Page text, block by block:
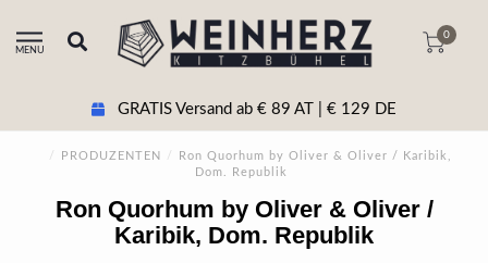
MENU
0
GRATIS Versand ab € 89 AT | € 129 DE
/ PRODUZENTEN /
Ron Quorhum by Oliver & Oliver / Karibik,
Dom. Republik
Ron Quorhum by Oliver & Oliver /
Karibik, Dom. Republik